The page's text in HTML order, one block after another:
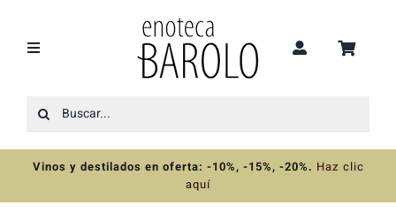
contenido
Toggle
Recomendaciones
Ofertas
Buscar:
Vinos y destilados en oferta: -10%, -15%, -20%. Haz clic
aquí